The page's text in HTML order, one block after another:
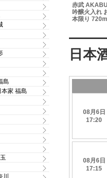
平六醸造 Re:vive 久遠く
ん 無濾過生原酒 720ml
赤武
吟醸火入れ
本限り 720ml
島
家 福島